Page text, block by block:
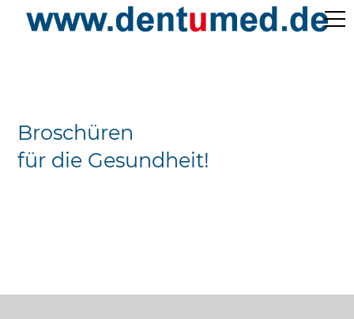
Ärzteverzeichnisse
Broschüren
für die Gesundheit!